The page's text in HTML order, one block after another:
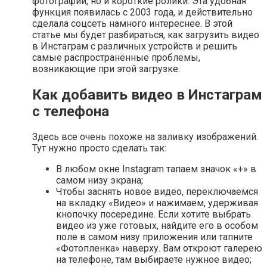
функция появилась с 2003 года, и действительно
сделала соцсеть намного интереснее. В этой
статье мы будет разбираться, как загрузить видео
в Инстаграм с различных устройств и решить
самые распространённые проблемы,
возникающие при этой загрузке.
Как добавить видео в Инстаграм
с телефона
Здесь все очень похоже на заливку изображений.
Тут нужно просто сделать так:
В любом окне Instagram тапаем значок «+» в
самом низу экрана;
Чтобы заснять новое видео, переключаемся
на вкладку «Видео» и нажимаем, удерживая
кнопочку посередине. Если хотите выбрать
видео из уже готовых, найдите его в особом
поле в самом низу приложения или тапните
«Фотопленка» наверху. Вам откроют галерею
на телефоне, там выбираете нужное видео;